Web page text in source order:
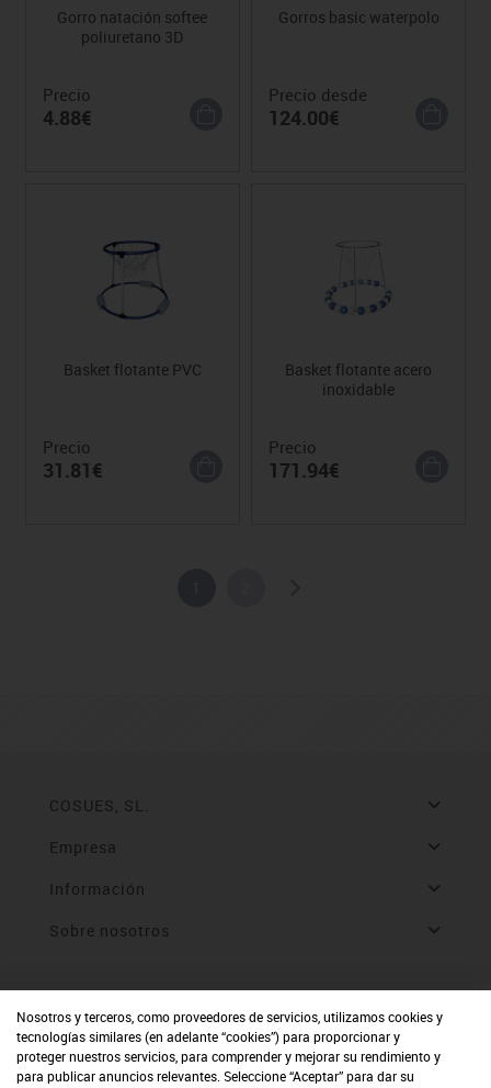
Gorro natación softee
poliuretano 3D
Precio
4.88€
Gorros basic waterpolo
Precio desde
124.00€
Basket flotante PVC
Precio
31.81€
Basket flotante acero
inoxidable
Precio
171.94€
COSUES, SL.
Empresa
Información
Sobre nosotros
Nosotros y terceros, como proveedores de servicios, utilizamos cookies y
tecnologías similares (en adelante “cookies”) para proporcionar y
proteger nuestros servicios, para comprender y mejorar su rendimiento y
para publicar anuncios relevantes. Seleccione “Aceptar” para dar su